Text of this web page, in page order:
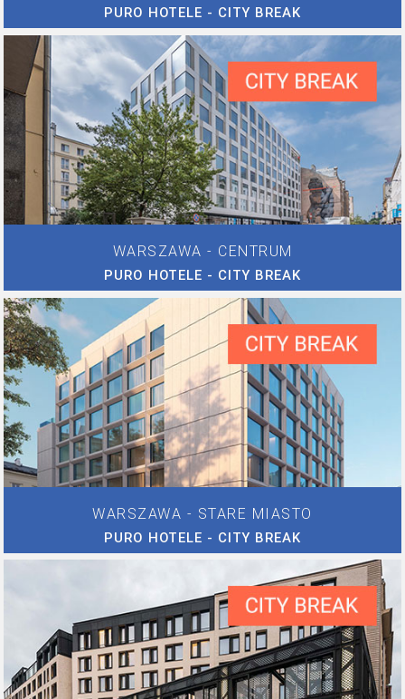
PURO HOTELE - CITY BREAK
WARSZAWA - CENTRUM
PURO HOTELE - CITY BREAK
WARSZAWA - STARE MIASTO
PURO HOTELE - CITY BREAK